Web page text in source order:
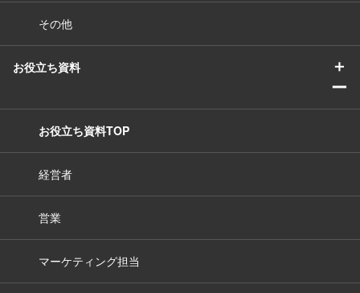
その他
お役立ち資料
＋
ー
お役立ち資料TOP
経営者
営業
マーケティング担当